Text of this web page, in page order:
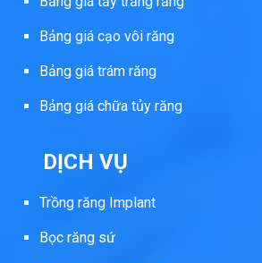
Bảng giá cạo vôi răng
Bảng giá trám răng
Bảng giá chữa tủy răng
DỊCH VỤ
Trồng răng Implant
Bọc răng sứ